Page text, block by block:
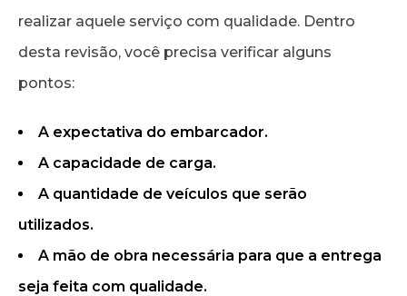
realizar aquele serviço com qualidade. Dentro
desta revisão, você precisa verificar alguns
pontos:
A expectativa do embarcador.
A capacidade de carga.
A quantidade de veículos que serão
utilizados.
A mão de obra necessária para que a entrega
seja feita com qualidade.